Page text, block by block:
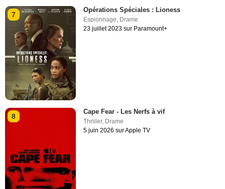
7
Opérations Spéciales : Lioness
Espionnage, Drame
23 juillet 2023 sur Paramount+
8
Cape Fear - Les Nerfs à vif
Thriller, Drame
5 juin 2026 sur Apple TV